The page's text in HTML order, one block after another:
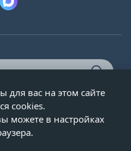
1995-2026 г.
для вас на этом сайте
cookies.
можете в настройках